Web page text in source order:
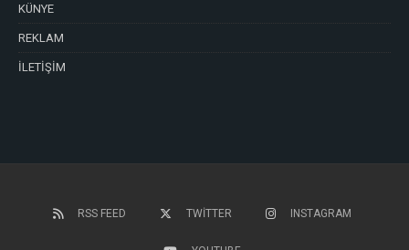
KÜNYE
REKLAM
İLETİŞİM
RSS FEED TWITTER INSTAGRAM